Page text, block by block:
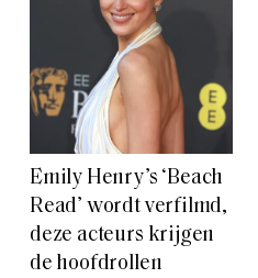
Emily Henry’s ‘Beach
Read’ wordt verfilmd,
deze acteurs krijgen
de hoofdrollen